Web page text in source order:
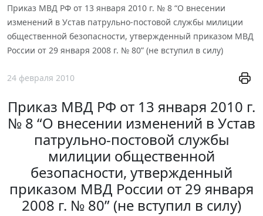
Приказ МВД РФ от 13 января 2010 г. № 8 “О внесении
изменений в Устав патрульно-постовой службы милиции
общественной безопасности, утвержденный приказом МВД
России от 29 января 2008 г. № 80” (не вступил в силу)
24 февраля 2010
Приказ МВД РФ от 13 января 2010 г.
№ 8 “О внесении изменений в Устав
патрульно-постовой службы
милиции общественной
безопасности, утвержденный
приказом МВД России от 29 января
2008 г. № 80” (не вступил в силу)